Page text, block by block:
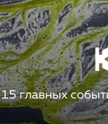
15 главных